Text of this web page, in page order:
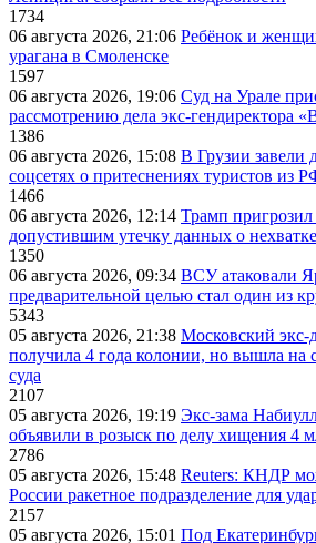
1734
06 августа 2026, 21:06 Ребёнок и
урагана в Смоленске
1597
06 августа 2026, 19:06 Суд на Урале
рассмотрению дела экс-
1386
06 августа 2026, 15:08 В Грузии завели
соцсетях о притеснениях туристов из
1466
06 августа 2026, 12:14 Трамп
допустившим утечку данных о
1350
06 августа 2026, 09:34 ВСУ атаковали
предварительной целью стал один из
5343
05 августа 2026, 21:38 Московский экс-
получила 4 года колонии, но вышла на
суда
2107
05 августа 2026, 19:19 Экс-зама
объявили в розыск по делу хищения 4
2786
05 августа 2026, 15:48 Reuters: КНДР
России ракетное подразделение для
2157
05 августа 2026, 15:01 Под